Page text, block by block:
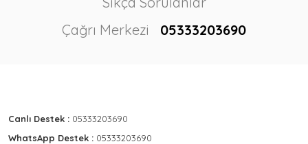
Çağrı Merkezi
05333203690
Canlı Destek : 05333203690
WhatsApp Destek : 05333203690